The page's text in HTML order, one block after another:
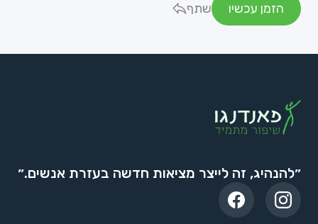
הזמן עכשיו
שתף
״להנהיג, זה לייצר מציאות חדשה בעזרת אנשים.״